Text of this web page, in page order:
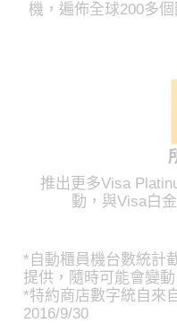
機，遍佈全球200多
推出更多Visa
動，與Visa白
*自動櫃員機台數統計
提供，隨時可能會變動
*特約商店數字統自來
2016/9/30